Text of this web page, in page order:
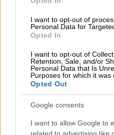
I want to opt-out of
Personal Data for
Opted In
I want to opt-out of
Retention, Sale, and/or
Personal Data that Is
Purposes for which it was
Opted Out
Google consents
I want to allow Google to
related to advertising like
σημαντικά υψηλότερα
την προσιτή
επενδύσεων,
χρόνια, σύμφωνα με
Αντίστοιχα, η Ελλάδα,
αντιμέτωπη με
ενοικίων και
ποιοτική στέγαση,
"ασπιρίνης" για μια